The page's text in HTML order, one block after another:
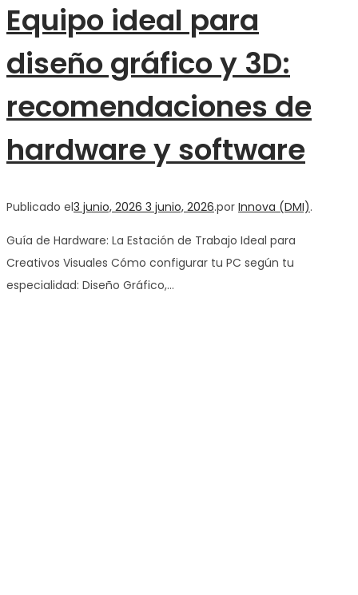
Equipo ideal para
diseño gráfico y 3D:
recomendaciones de
hardware y software
Publicado el3 junio, 2026 3 junio, 2026.por Innova (DMI).
Guía de Hardware: La Estación de Trabajo Ideal para
Creativos Visuales Cómo configurar tu PC según tu
especialidad: Diseño Gráfico,…